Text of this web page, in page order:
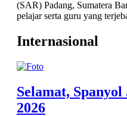
Internasional
Selamat,
2026